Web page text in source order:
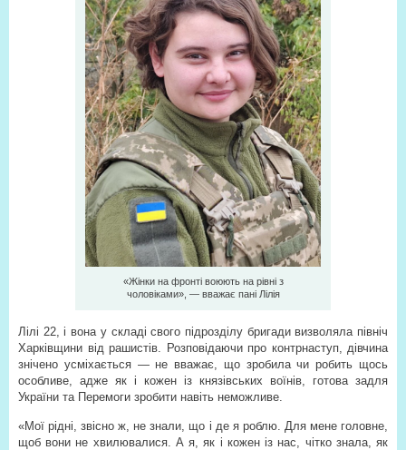
«Жінки на фронті воюють на рівні з
чоловіками», — вважає пані Лілія
Лілі 22, і вона у складі свого підрозділу бригади визволяла північ
Харківщини від рашистів. Розповідаючи про контрнаступ, дівчина
знічено усміхається — не вважає, що зробила чи робить щось
особливе, адже як і кожен із князівських воїнів, готова задля
України та Перемоги зробити навіть неможливе.
«Мої рідні, звісно ж, не знали, що і де я роблю. Для мене головне,
щоб вони не хвилювалися. А я, як і кожен із нас, чітко знала, як